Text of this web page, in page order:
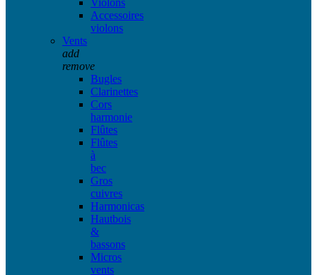
Accessoires
violons
Vents
add
remove
Bugles
Clarinettes
Cors
harmonie
Flûtes
Flûtes
à
bec
Gros
cuivres
Harmonicas
Hautbois
&
bassons
Micros
vents